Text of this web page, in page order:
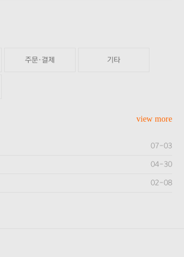
주문·결제 기타
view more
07-03
04-30
02-08